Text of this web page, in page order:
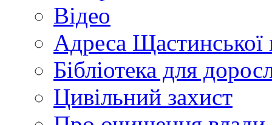
Відео
Адреса Щастинської
Бібліотека для
Цивільний захист